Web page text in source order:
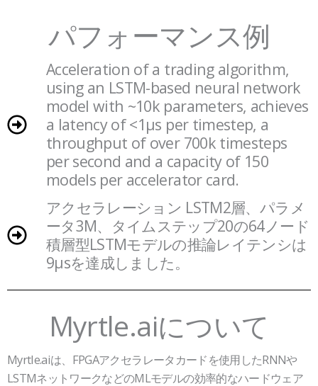
パフォーマンス例
Acceleration of a trading algorithm,
using an LSTM-based neural network
model with ~10k parameters, achieves
a latency of <1µs per timestep, a
throughput of over 700k timesteps
per second and a capacity of 150
models per accelerator card.
アクセラレーション LSTM2層、パラメ
ータ3M、タイムステップ20の64ノード
積層型LSTMモデルの推論レイテンシは
9μsを達成しました。
Myrtle.aiについて
Myrtle.aiは、FPGAアクセラレータカードを使用したRNNや
LSTMネットワークなどのMLモデルの効率的なハードウェア